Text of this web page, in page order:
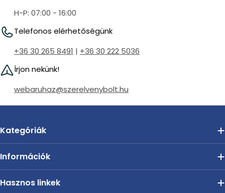
H-P: 07:00 - 16:00
Telefonos elérhetőségünk
+36 30 265 8491 | +36 30 222 5036
Írjon nekünk!
webaruhaz@szerelvenybolt.hu
Kategóriák
Információk
Hasznos linkek